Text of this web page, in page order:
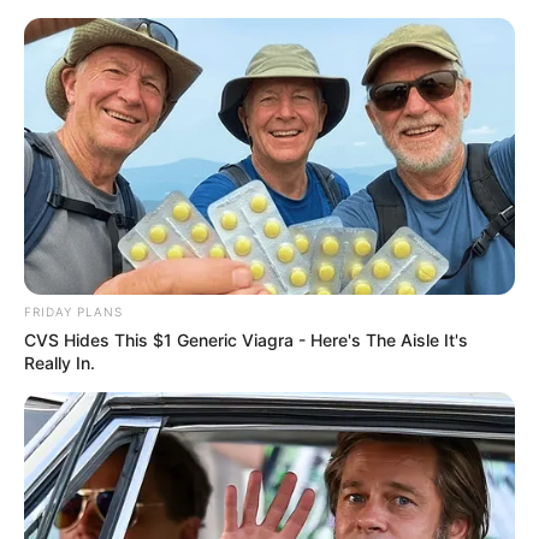
Hannover - Hauptbahnhof mit unterirdischer
Einkaufsmeile
Hannover Veranstaltungen Hotels
zurück Hannover weiter»
FRIDAY PLANS
CVS Hides This $1 Generic Viagra - Here's The Aisle It's
Really In.